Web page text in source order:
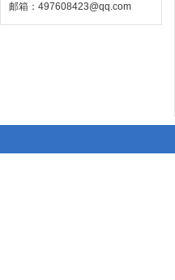
邮箱：497608423@qq.com